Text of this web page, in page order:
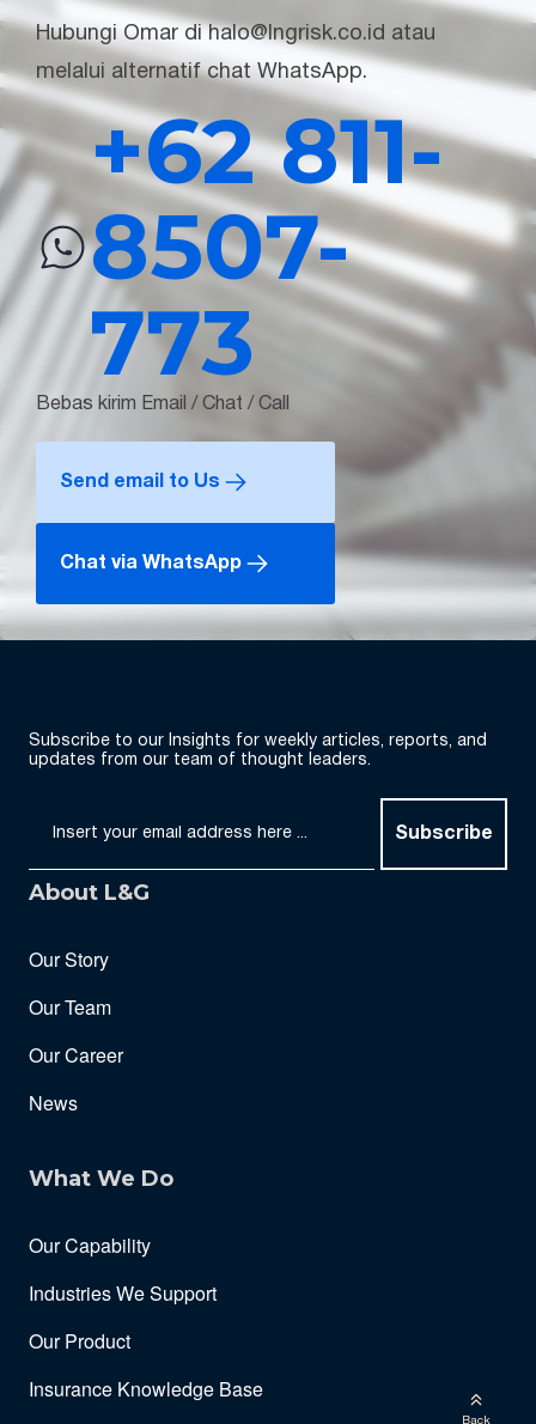
Hubungi Omar di halo@lngrisk.co.id atau
melalui alternatif chat WhatsApp.
+62 811-
8507-
773
Bebas kirim Email / Chat / Call
Send email to Us
Chat via WhatsApp
Subscribe to our Insights for weekly articles, reports, and
updates from our team of thought leaders.
Subscribe
About L&G
Our Story
Our Team
Our Career
News
What We Do
Our Capability
Industries We Support
Our Product
Insurance Knowledge Base
Back